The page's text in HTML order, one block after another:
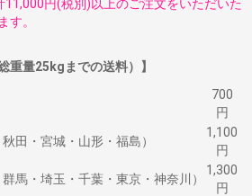
円(税別)以上のご注文をいただいた
す。
重量25kgまでの送料）】
700
円
田・宮城・山形・福島）
1,100
円
馬・埼玉・千葉・東京・神奈川）
1,300
円